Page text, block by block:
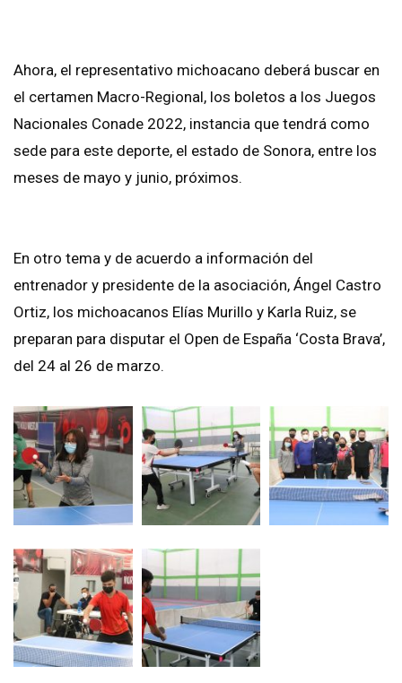
Ahora, el representativo michoacano deberá buscar en
el certamen Macro-Regional, los boletos a los Juegos
Nacionales Conade 2022, instancia que tendrá como
sede para este deporte, el estado de Sonora, entre los
meses de mayo y junio, próximos.
En otro tema y de acuerdo a información del
entrenador y presidente de la asociación, Ángel Castro
Ortiz, los michoacanos Elías Murillo y Karla Ruiz, se
preparan para disputar el Open de España ‘Costa Brava’,
del 24 al 26 de marzo.